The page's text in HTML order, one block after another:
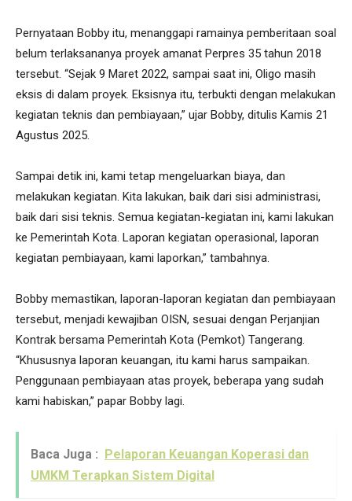
Pernyataan Bobby itu, menanggapi ramainya pemberitaan soal
belum terlaksananya proyek amanat Perpres 35 tahun 2018
tersebut. “Sejak 9 Maret 2022, sampai saat ini, Oligo masih
eksis di dalam proyek. Eksisnya itu, terbukti dengan melakukan
kegiatan teknis dan pembiayaan,” ujar Bobby, ditulis Kamis 21
Agustus 2025.
Sampai detik ini, kami tetap mengeluarkan biaya, dan
melakukan kegiatan. Kita lakukan, baik dari sisi administrasi,
baik dari sisi teknis. Semua kegiatan-kegiatan ini, kami lakukan
ke Pemerintah Kota. Laporan kegiatan operasional, laporan
kegiatan pembiayaan, kami laporkan,” tambahnya.
Bobby memastikan, laporan-laporan kegiatan dan pembiayaan
tersebut, menjadi kewajiban OISN, sesuai dengan Perjanjian
Kontrak bersama Pemerintah Kota (Pemkot) Tangerang.
“Khususnya laporan keuangan, itu kami harus sampaikan.
Penggunaan pembiayaan atas proyek, beberapa yang sudah
kami habiskan,” papar Bobby lagi.
Baca Juga : Pelaporan Keuangan Koperasi dan
UMKM Terapkan Sistem Digital